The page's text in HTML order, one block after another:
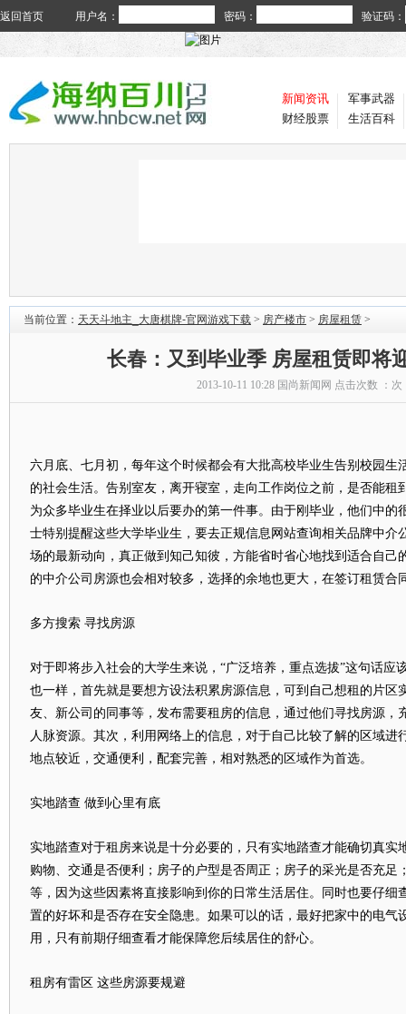
返回首页 用户名： 密码： 验证码：
新闻资讯
财经股票
军事武器
生活百科
当前位置： 天天斗地主_大唐棋牌-官网游戏下载 > 房产楼市 > 房屋租赁 >
长春：又到毕业季 房屋租赁即将
2013-10-11 10:28 国尚新闻网 点击次数 ： 次
六月底、七月初，每年这个时候都会有大批高校毕业生告别校园生
的社会生活。告别室友，离开寝室，走向工作岗位之前，是否能租
为众多毕业生在择业以后要办的第一件事。由于刚毕业，他们中的
士特别提醒这些大学毕业生，要去正规信息网站查询相关品牌中介
场的最新动向，真正做到知己知彼，方能省时省心地找到适合自己
的中介公司房源也会相对较多，选择的余地也更大，在签订租赁合
多方搜索 寻找房源
对于即将步入社会的大学生来说，“广泛培养，重点选拔”这句话应
也一样，首先就是要想方设法积累房源信息，可到自己想租的片区
友、新公司的同事等，发布需要租房的信息，通过他们寻找房源，
人脉资源。其次，利用网络上的信息，对于自己比较了解的区域进
地点较近，交通便利，配套完善，相对熟悉的区域作为首选。
实地踏查 做到心里有底
实地踏查对于租房来说是十分必要的，只有实地踏查才能确切真实
购物、交通是否便利；房子的户型是否周正；房子的采光是否充足
等，因为这些因素将直接影响到你的日常生活居住。同时也要仔细
置的好坏和是否存在安全隐患。如果可以的话，最好把家中的电气
用，只有前期仔细查看才能保障您后续居住的舒心。
租房有雷区 这些房源要规避